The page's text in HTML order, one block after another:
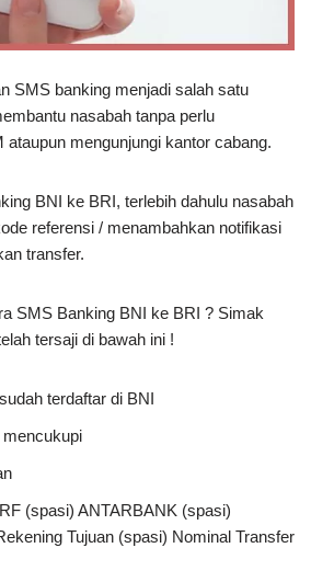
SMS banking menjadi salah satu
nasabah tanpa perlu
ataupun mengunjungi kantor cabang.
BNI ke BRI, terlebih dahulu nasabah
referensi / menambahkan notifikasi
transfer.
SMS Banking BNI ke BRI ? Simak
tersaji di bawah ini !
terdaftar di BNI
(spasi) ANTARBANK (spasi)
Tujuan (spasi) Nominal Transfer